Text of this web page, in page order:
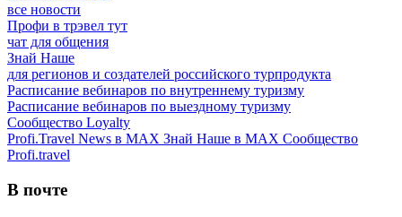
все новости
Профи в трэвел тут
чат для общения
Знай Наше
для регионов и создателей российского турпродукта
Расписание вебинаров по внутреннему туризму
Расписание вебинаров по выездному туризму
Сообщество Loyalty
Profi.Travel News в MAX Знай Наше в MAX Сообщество
Profi.travel
В почте